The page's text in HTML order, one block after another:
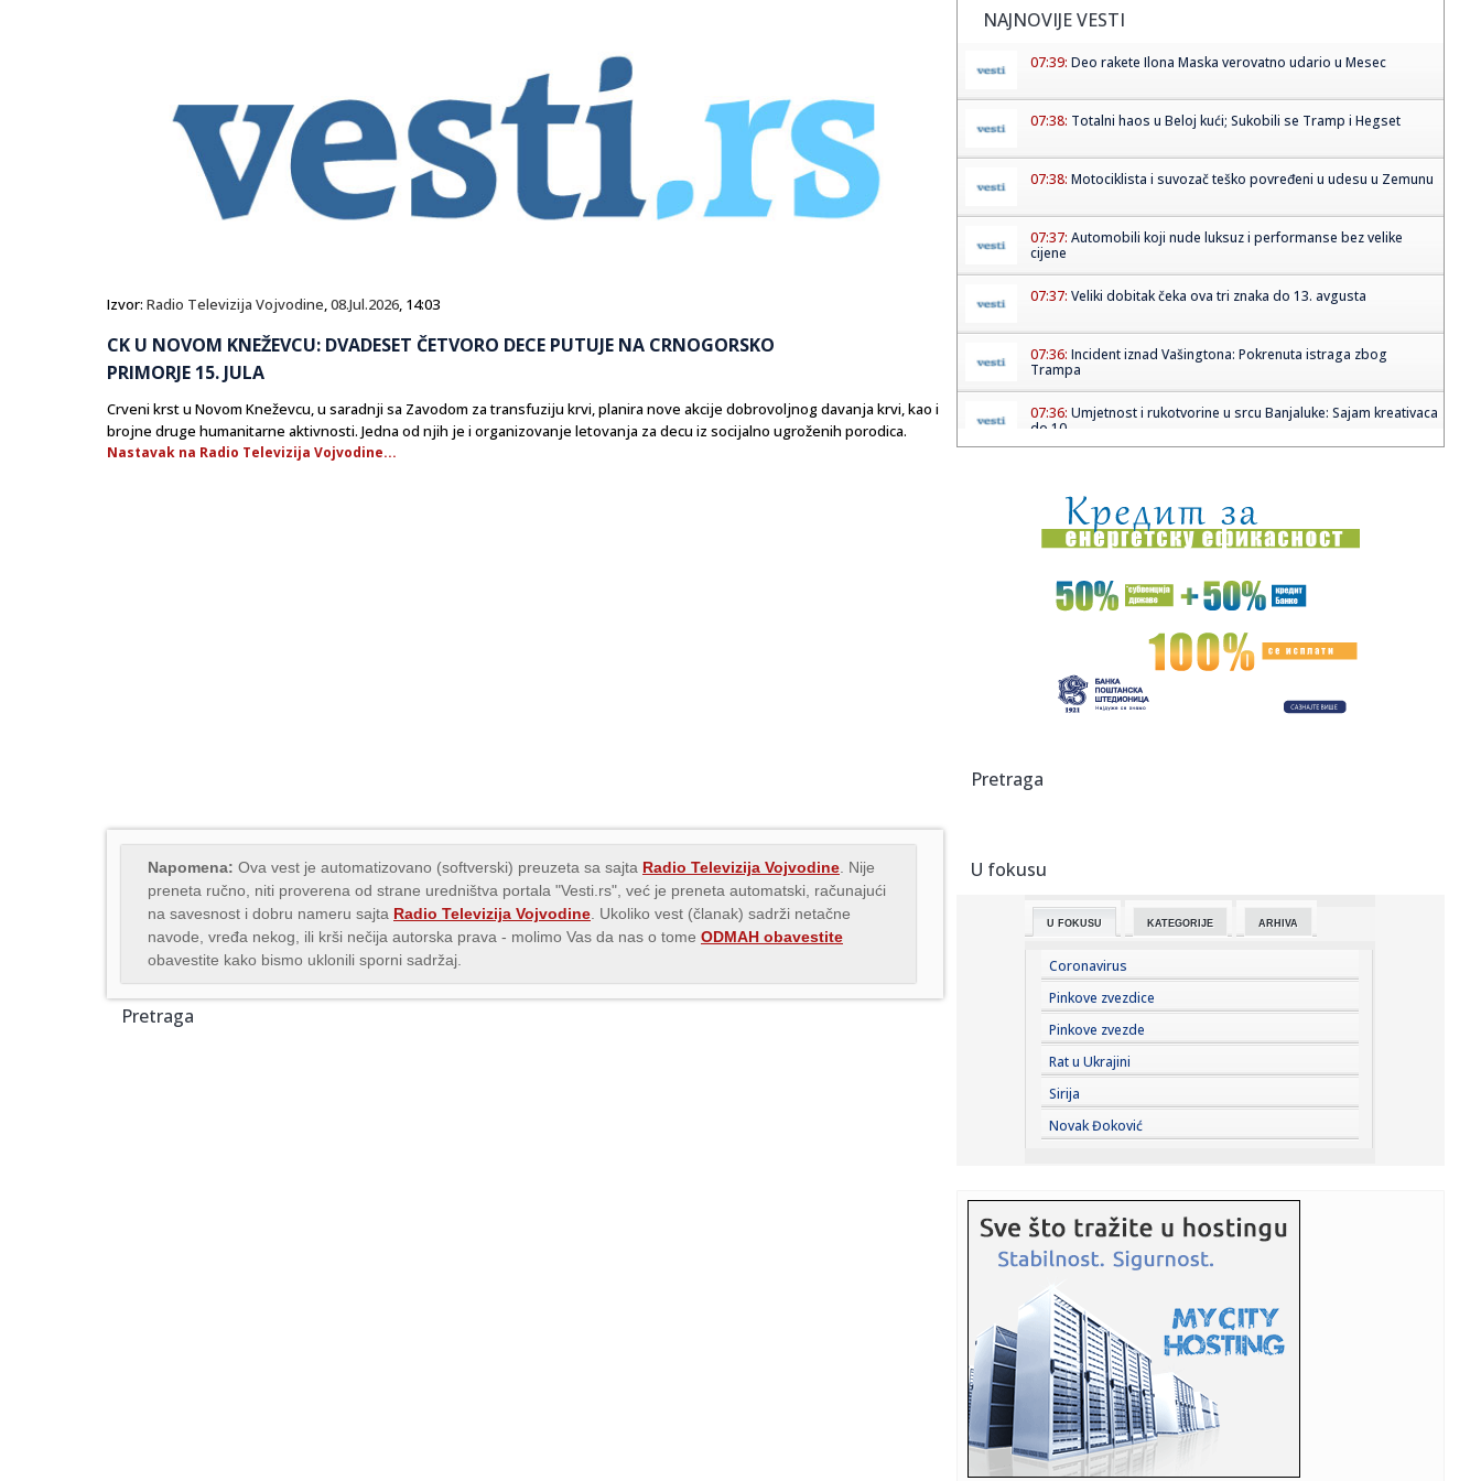
Izvor: Radio Televizija Vojvodine,08.Jul.2026, 14:03
CK U NOVOM KNEŽEVCU: DVADESET ČETVORO DECE PUTUJE NA CRNOGORSKO
PRIMORJE 15. JULA
Crveni krst u Novom Kneževcu, u saradnji sa Zavodom za transfuziju krvi, planira nove akcije dobrovoljnog davanja krvi, kao i
brojne druge humanitarne aktivnosti. Jedna od njih je i organizovanje letovanja za decu iz socijalno ugroženih porodica.
Nastavak na Radio Televizija Vojvodine...
Napomena: Ova vest je automatizovano (softverski) preuzeta sa sajta Radio Televizija Vojvodine . Nije
preneta ručno, niti proverena od strane uredništva portala "Vesti.rs", već je preneta automatski, računajući
na savesnost i dobru nameru sajta Radio Televizija Vojvodine . Ukoliko vest (članak) sadrži netačne
navode, vređa nekog, ili krši nečija autorska prava - molimo Vas da nas o tome ODMAH obavestite
obavestite kako bismo uklonili sporni sadržaj.
Pretraga
NAJNOVIJE VESTI
07:39: Deo rakete Ilona Maska verovatno udario u Mesec
07:38: Totalni haos u Beloj kući; Sukobili se Tramp i Hegset
07:38: Motociklista i suvozač teško povređeni u udesu u Zemunu
07:37: Automobili koji nude luksuz i performanse bez velike
cijene
07:37: Veliki dobitak čeka ova tri znaka do 13. avgusta
07:36: Incident iznad Vašingtona: Pokrenuta istraga zbog
Trampa
07:36: Umjetnost i rukotvorine u srcu Banjaluke: Sajam kreativaca
do 10....
07:36:Boravak Elfete Veseli na slobodi sumrak pravosuđa u BiH
07:32:Tom Holand obara rekorde: "Spajdermen" mu doneo
honorar od kojeg ...
Планирана искључења струје за ...
07:31:Sedma godina kampa "Srbija te zove": Vučić danas
pa uhap...
07:26:
07:25:
Vučić danas na dočeku pripadnika MUP-a koji su
07:24:Recept koji od bataka pravi gurmansko jelo
07:23:Everton doveo Kristijana Nergora: Iskusni Danac stigao iz
Arsenal...
07:23:Šelton, Fonseka, Muzeti i Rud u trećem kolu u Montrealu
07:21: Suša prži usjeve u BiH, neizbježno poskupljenje hrane
07:21:
poskupljenj...
07:20:Najbogatije selo u Evropi nalazi se nadomak Srbije: Nižu
se pala...
07:18:Vanredna situacija u delu opštine Kovin zbog požara u
Deliblats...
07:18:Težak udes u Beogradu; Motociklista i suvozač teško
Pretraga
U fokusu
U FOKUSU KATEGORIJE ARHIVA
Coronavirus
Pinkove zvezdice
Pinkove zvezde
Rat u Ukrajini
Sirija
Novak Đoković